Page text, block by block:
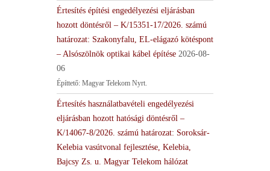
Értesítés építési engedélyezési eljárásban
hozott döntésről – K/15351-17/2026. számú
határozat: Szakonyfalu, EL-elágazó kötéspont
– Alsószölnök optikai kábel építése 2026-08-
06
Építtető: Magyar Telekom Nyrt.
Értesítés használatbavételi engedélyezési
eljárásban hozott hatósági döntésről –
K/14067-8/2026. számú határozat: Soroksár-
Kelebia vasútvonal fejlesztése, Kelebia,
Bajcsy Zs. u. Magyar Telekom hálózat